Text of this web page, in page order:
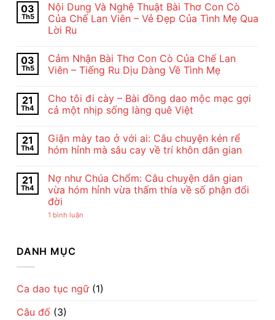
03
Th5
Nội Dung Và Nghệ Thuật Bài Thơ Con Cò
Của Chế Lan Viên – Vẻ Đẹp Của Tình Mẹ Qua
Lời Ru
bình
luận
ở
Và
Nghệ
Thuật
Con
Cò
Của
Viên
–
Vẻ
Đẹp
Của
Tình
Ru
03
Th5
Cảm Nhận Bài Thơ Con Cò Của Chế Lan
Viên – Tiếng Ru Dịu Dàng Về Tình Mẹ
bình
luận
ở
Bài
Thơ
Con
Chế
Lan
Viên
–
Tiếng
Ru
Tình
21
Th4
Cho tôi đi cày – Bài đồng dao mộc mạc gợi
cả một nhịp sống làng quê Việt
bình
luận
ở
đi
cày
–
Bài
đồng
dao
cả
quê
21
Th4
Giận mày tao ở với ai: Câu chuyện kén rể
hóm hỉnh mà sâu cay về trí khôn dân gian
bình
luận
ở
Giận
mày
tao
Câu
chuyện
hỉnh
sâu
cay
21
Th4
Nợ như Chúa Chổm: Câu chuyện dân gian
vừa hóm hỉnh vừa thấm thía về số phận đổi
đời
1 bình luận
vừa
hóm
DANH MỤC
Ca dao tục ngữ(1)
Câu đố (3)